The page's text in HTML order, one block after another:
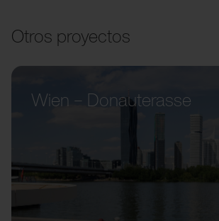
Otros proyectos
Wien – Donauterasse